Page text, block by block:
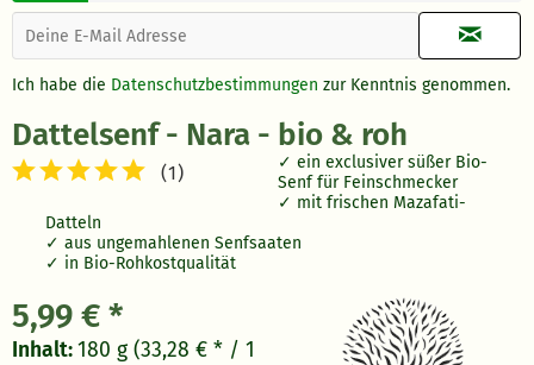
Ich habe die Datenschutzbestimmungen zur Kenntnis genommen.
Dattelsenf - Nara - bio & roh
(1)
ein exclusiver süßer Bio-
Senf für Feinschmecker
mit frischen Mazafati-
Datteln
aus ungemahlenen Senfsaaten
in Bio-Rohkostqualität
5,99 € *
Inhalt:180 g (33,28 € * / 1